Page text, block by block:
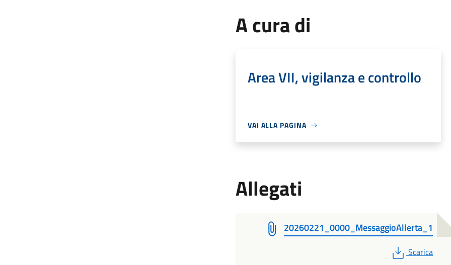
A cura di
Area VII, vigilanza e controllo
VAI ALLA PAGINA
Allegati
20260221_0000_MessaggioAllerta_1
PDF
Scarica